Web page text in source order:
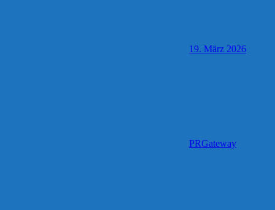
19. März 2026
PRGateway